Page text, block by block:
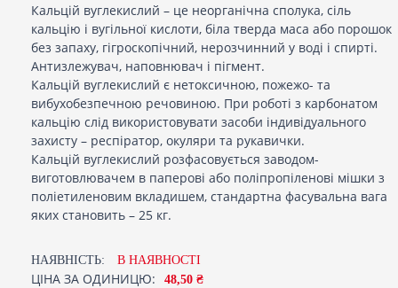
Кальцій вуглекислий – це неорганічна сполука, сіль
кальцію і вугільної кислоти, біла тверда маса або порошок
без запаху, гігроскопічний, нерозчинний у воді і спирті.
Антизлежувач, наповнювач і пігмент.
Кальцій вуглекислий є нетоксичною, пожежо- та
вибухобезпечною речовиною. При роботі з карбонатом
кальцію слід використовувати засоби індивідуального
захисту – респіратор, окуляри та рукавички.
Кальцій вуглекислий розфасовується заводом-
виготовлювачем в паперові або поліпропіленові мішки з
поліетиленовим вкладишем, стандартна фасувальна вага
яких становить – 25 кг.
НАЯВНІСТЬ: В НАЯВНОСТI
ЦІНА ЗА ОДИНИЦЮ: 48,50 ₴